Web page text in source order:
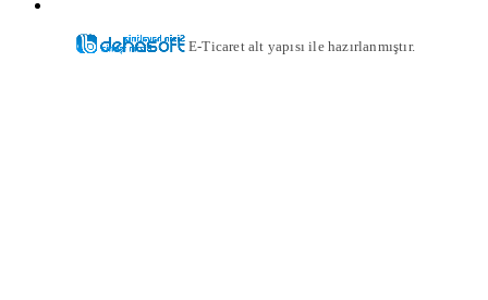
E-Ticaret alt yapısı ile hazırlanmıştır.